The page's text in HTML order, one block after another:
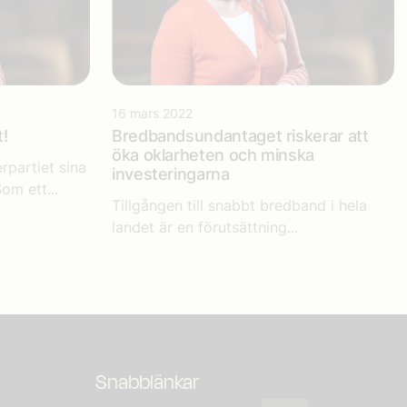
sina
ett...
16 mars 2022
Bredbandsundantaget riskerar att
öka oklarheten och minska
investeringarna
Tillgången till snabbt bredband i hela
landet är en förutsättning...
Snabblänkar